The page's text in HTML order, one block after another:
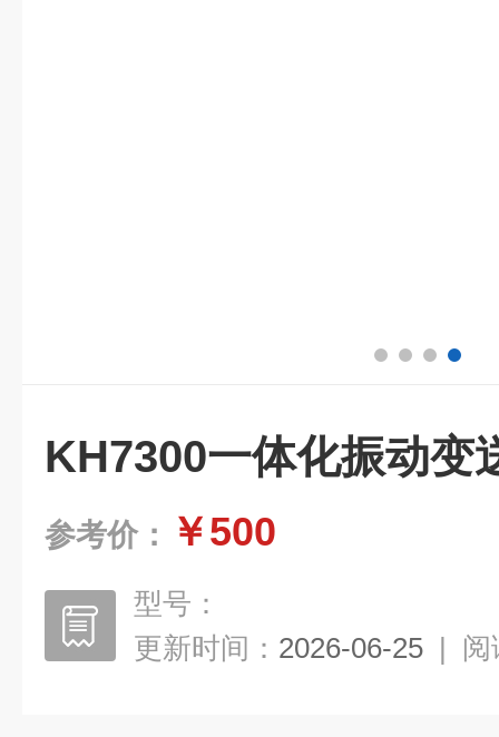
KH7300一体化振动变
参考价： ￥500
型号：
更新时间： 2026-06-25 | 阅